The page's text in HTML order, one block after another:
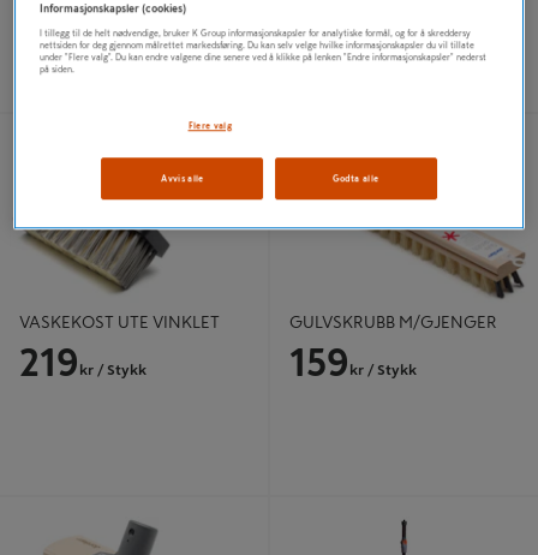
VASKEKOST UTE VINKLET
VASKEKOST UTE VINKLET
219 kr / Stykk
GULVSKRUBB M/GJENGER
159 kr / Stykk
Informasjonskapsler (cookies)
I tillegg til de helt nødvendige, bruker K Group informasjonskapsler for analytiske formål, og for å skreddersy
nettsiden for deg gjennom målrettet markedsføring. Du kan selv velge hvilke informasjonskapsler du vil tillate
under "Flere valg". Du kan endre valgene dine senere ved å klikke på lenken "Endre informasjonskapsler" nederst
på siden.
Flere valg
Avvis alle Godta alle